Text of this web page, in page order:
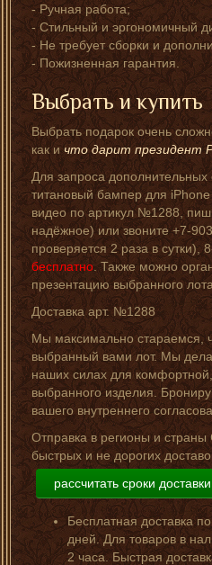
- Ручная работа;
- Стильный и эргономичный
- Не требует сборки и
- Пожизненная гарантия.
Выбрать и купить
Выбрать подарок очень
как ичто дарит президент
Для запроса
титановый бампер для
видео по артикул №1288,
надёжное) или звоните +7-
проверяется 2 раза в сутки),
бесплатно. Также можно
презентацию выбранного
Доставка арт. №1288
Мы максимально стараемся,
выбранный вами лот. Мы
наших силах для
выбранного изделия.
вашего внутреннего
Отправка в регионы и
быстрых и не дорогих
рассчитать сроки доставки
Бесплатная доставка
дней. Для товаров в
2 часа. Быстрая